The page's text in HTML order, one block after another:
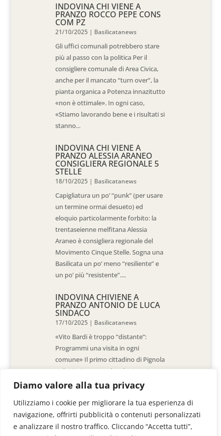
Diamo valore alla tua privacy
Utilizziamo i cookie per migliorare la tua esperienza di
navigazione, offrirti pubblicità o contenuti personalizzati
e analizzare il nostro traffico. Cliccando “Accetta tutti”,
INDOVINA CHI VIENE A
PRANZO ROCCO PEPE CONS
COM PZ
21/10/2025 | Basilicatanews
Gli uffici comunali potrebbero stare
più al passo con la politica Per il
consigliere comunale di Area Civica,
anche per il mancato “turn over”, la
pianta organica a Potenza innazitutto
«non è ottimale». In ogni caso,
«Stiamo lavorando bene e i risultati si
stanno...
INDOVINA CHI VIENE A
PRANZO ALESSIA ARANEO
CONSIGLIERA REGIONALE 5
STELLE
18/10/2025 | Basilicatanews
Capigliatura un po’ “punk” (per usare
un termine ormai desueto) ed
eloquio particolarmente forbito: la
trentaseienne melfitana Alessia
Araneo è consigliera regionale del
Movimento Cinque Stelle. Sogna una
Basilicata un po’ meno “resiliente” e
un po’ più “resistente”....
INDOVINA CHIVIENE A
PRANZO ANTONIO DE LUCA
SINDACO
17/10/2025 | Basilicatanews
«Vito Bardi è troppo “distante”:
Programmi una visita in ogni
comune» Il primo cittadino di Pignola
«L’ho invitato a vedere la situazione
al Pantano, ma non è venuto. La
sensazione è che -come sindaci-
siamo lasciati a noi stessi» di Walter
De Stradis In...